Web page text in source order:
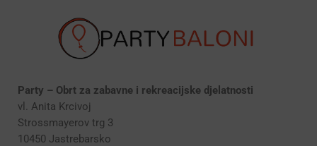
Party – Obrt za zabavne i rekreacijske djelatnosti
vl. Anita Krcivoj
Strossmayerov trg 3
10450 Jastrebarsko